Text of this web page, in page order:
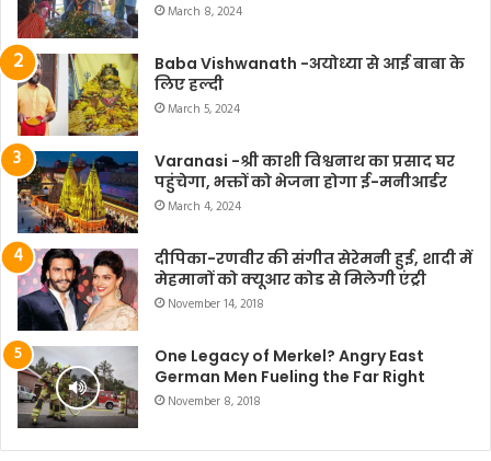
March 8, 2024
Baba Vishwanath -अयोध्या से आई बाबा के
लिए हल्दी
March 5, 2024
Varanasi -श्री काशी विश्वनाथ का प्रसाद घर
पहुंचेगा, भक्तों को भेजना होगा ई-मनीआर्डर
March 4, 2024
दीपिका-रणवीर की संगीत सेरेमनी हुई, शादी में
मेहमानों को क्यूआर कोड से मिलेगी एंट्री
November 14, 2018
One Legacy of Merkel? Angry East
German Men Fueling the Far Right
November 8, 2018